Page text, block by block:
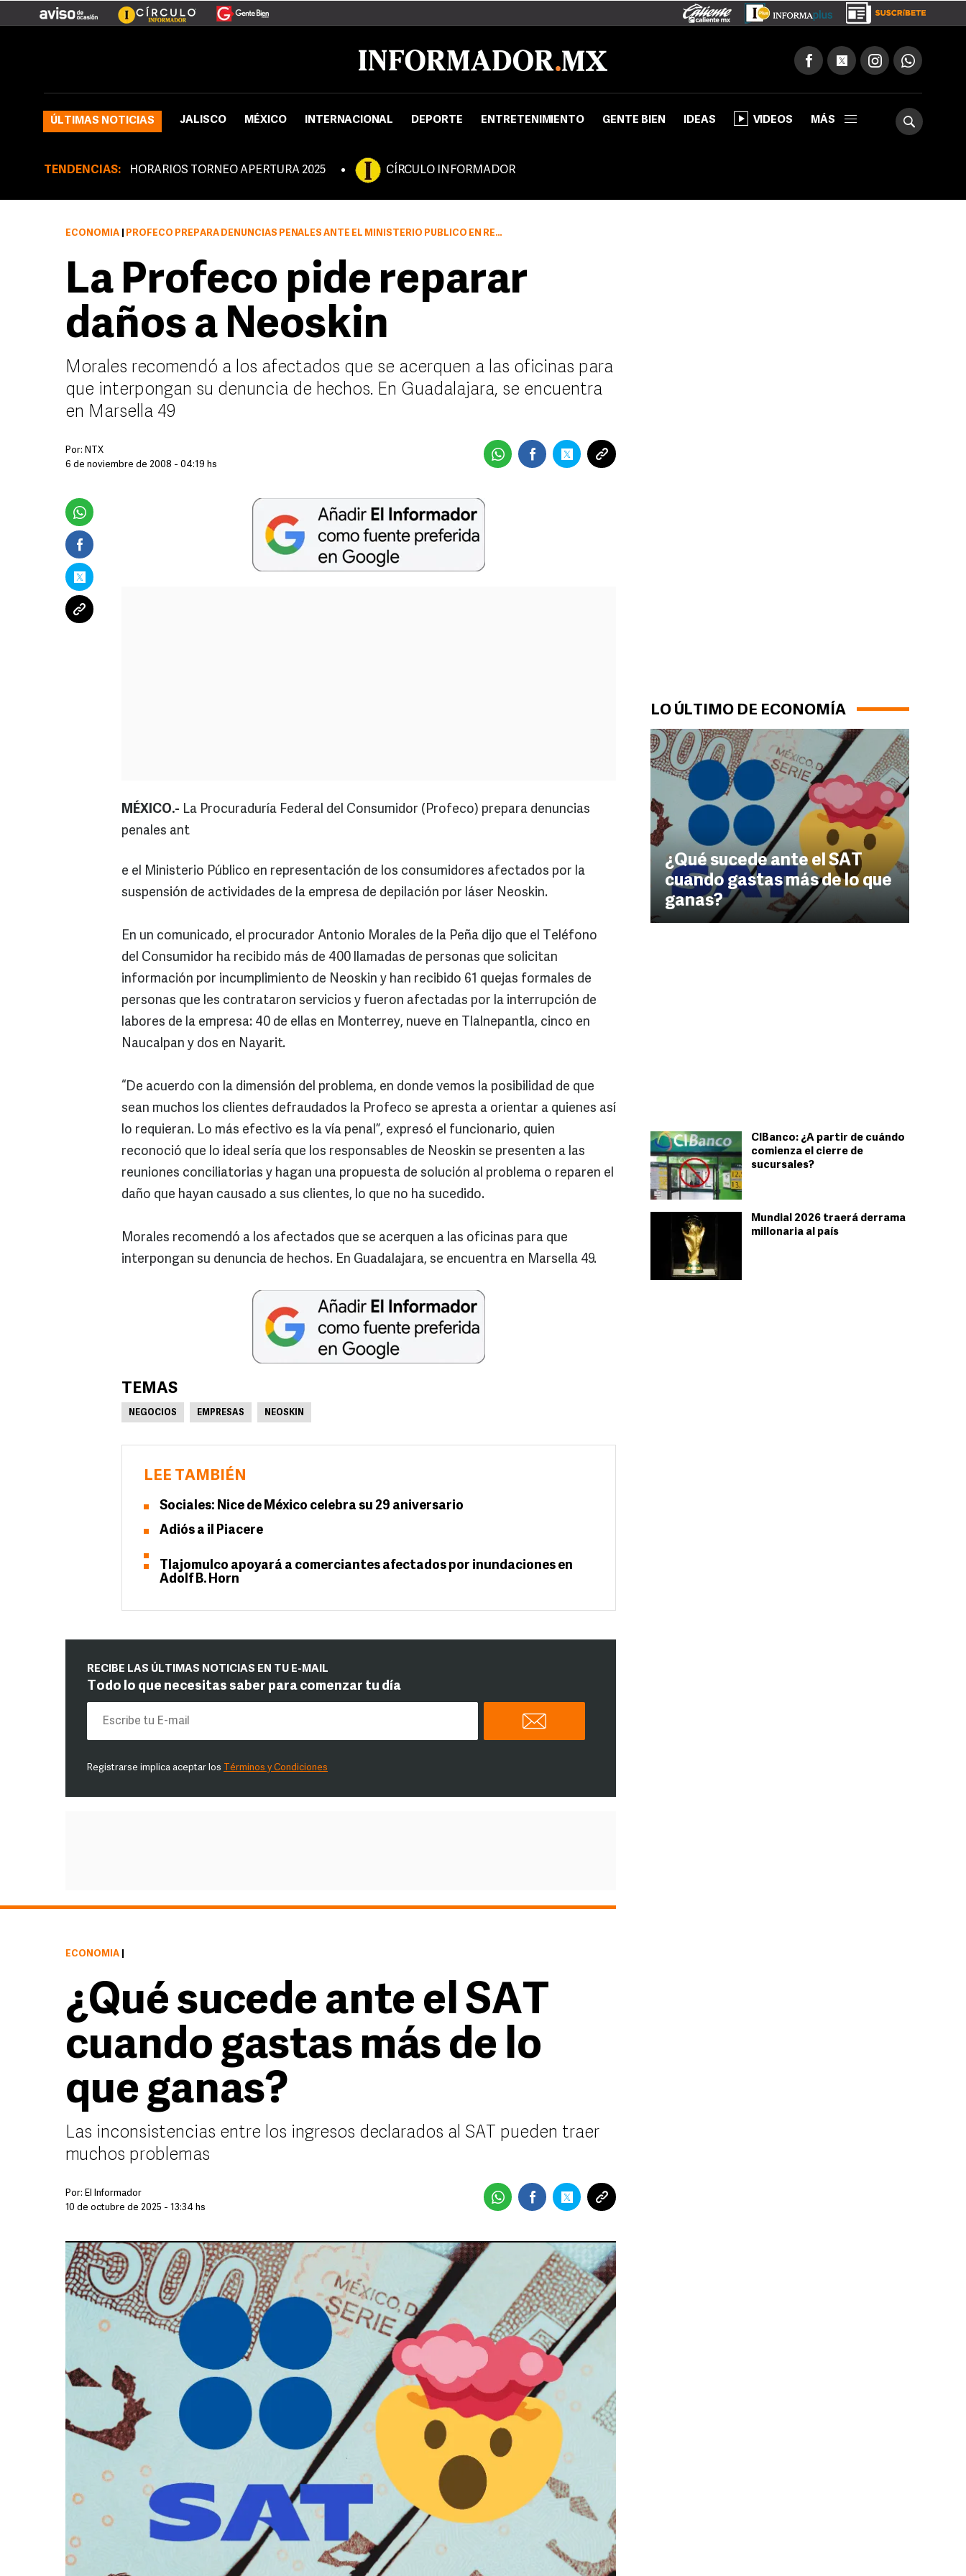
ÚLTIMAS NOTICIAS JALISCO MÉXICO INTERNACIONAL DEPORTE ENTRETENIMIENTO GENTE BIEN IDEAS VIDEOS MÁS
TENDENCIAS: HORARIOS TORNEO APERTURA 2025 CÍRCULO INFORMADOR
LO ÚLTIMO DE ECONOMÍA
¿Qué sucede ante el SAT
cuando gastas más de lo que
ganas?
CIBanco: ¿A partir de cuándo
comienza el cierre de
sucursales?
Mundial 2026 traerá derrama
millonaria al país
ECONOMÍA PROFECO PREPARA DENUNCIAS PENALES ANTE EL MINISTERIO PÚBLICO EN REPRESENTACIÓN DE LOS CONSUMIDORES AFECTADOS
La Profeco pide reparar
daños a Neoskin
Morales recomendó a los afectados que se acerquen a las oficinas para
que interpongan su denuncia de hechos. En Guadalajara, se encuentra
en Marsella 49
Por: NTX
6 de noviembre de 2008 - 04:19 hs
MÉXICO.- La Procuraduría Federal del Consumidor (Profeco) prepara denuncias
penales ant
e el Ministerio Público en representación de los consumidores afectados por la
suspensión de actividades de la empresa de depilación por láser Neoskin.
En un comunicado, el procurador Antonio Morales de la Peña dijo que el Teléfono
del Consumidor ha recibido más de 400 llamadas de personas que solicitan
información por incumplimiento de Neoskin y han recibido 61 quejas formales de
personas que les contrataron servicios y fueron afectadas por la interrupción de
labores de la empresa: 40 de ellas en Monterrey, nueve en Tlalnepantla, cinco en
Naucalpan y dos en Nayarit.
“De acuerdo con la dimensión del problema, en donde vemos la posibilidad de que
sean muchos los clientes defraudados la Profeco se apresta a orientar a quienes así
lo requieran. Lo más efectivo es la vía penal”, expresó el funcionario, quien
reconoció que lo ideal sería que los responsables de Neoskin se presenten a las
reuniones conciliatorias y hagan una propuesta de solución al problema o reparen el
daño que hayan causado a sus clientes, lo que no ha sucedido.
Morales recomendó a los afectados que se acerquen a las oficinas para que
interpongan su denuncia de hechos. En Guadalajara, se encuentra en Marsella 49.
TEMAS
NEGOCIOS EMPRESAS NEOSKIN
LEE TAMBIÉN
Sociales: Nice de México celebra su 29 aniversario
Adiós a il Piacere
Tlajomulco apoyará a comerciantes afectados por inundaciones en
Adolf B. Horn
RECIBE LAS ÚLTIMAS NOTICIAS EN TU E-MAIL
Todo lo que necesitas saber para comenzar tu día
Registrarse implica aceptar los Términos y Condiciones
ECONOMÍA
¿Qué sucede ante el SAT
cuando gastas más de lo
que ganas?
Las inconsistencias entre los ingresos declarados al SAT pueden traer
muchos problemas
Por: El Informador
10 de octubre de 2025 - 13:34 hs